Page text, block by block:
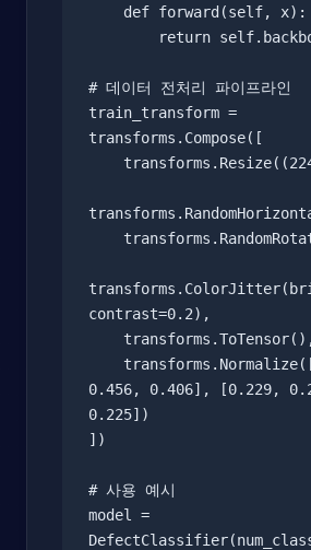
# 데이터 전처리 파이프라인
train_transform =
transforms.Compose([
contrast=0.2),
0.456, 0.406], [0.229,
0.225])
])
# 사용 예시
model =